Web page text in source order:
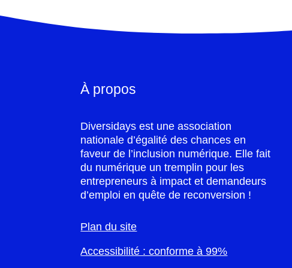
À propos
Diversidays est une association
nationale d’égalité des chances en
faveur de l’inclusion numérique. Elle fait
du numérique un tremplin pour les
entrepreneurs à impact et demandeurs
d’emploi en quête de reconversion !
Plan du site
Accessibilité : conforme à 99%